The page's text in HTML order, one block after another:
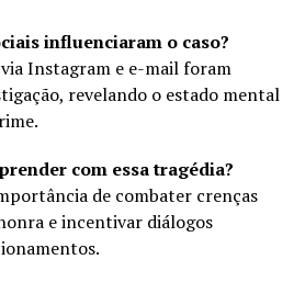
influenciaram o caso?
Instagram e e-mail foram
revelando o estado mental
com essa tragédia?
de combater crenças
e incentivar diálogos